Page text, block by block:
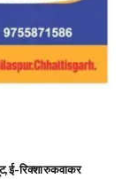
ई-रिक्शा रुकवाकर